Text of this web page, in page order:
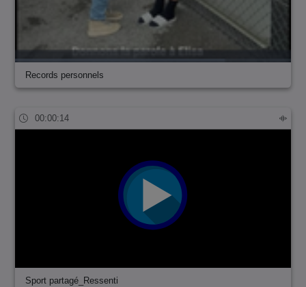
Records personnels
00:00:14
Sport partagé_Ressenti